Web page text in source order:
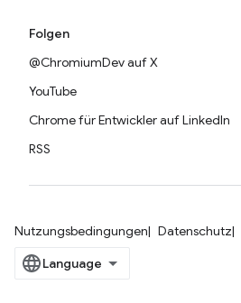
Folgen
@ChromiumDev auf X
YouTube
Chrome für Entwickler auf LinkedIn
RSS
Nutzungsbedingungen Datenschutz